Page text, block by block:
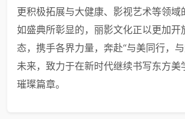
更积极拓展与大健康、影视艺术等领域
如盛典所彰显的，丽影文化正以更加开
态，携手各界力量，奔赴“与美同行，
未来，致力于在新时代继续书写东方美
璀璨篇章。